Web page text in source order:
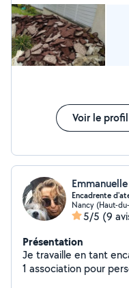
Voir le profil
Encadrente
Nancy (Haut-
5/5 (9
Présentation
Je travaille en tant
1 association pour